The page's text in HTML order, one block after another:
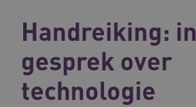
Handreiking: in
gesprek over
technologie